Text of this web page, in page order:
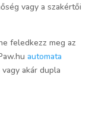
vagy a szakértői
feledkezz meg az
automata
akár dupla